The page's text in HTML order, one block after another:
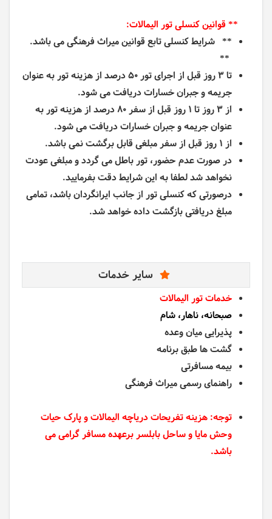
** قوانین کنسلی تور الیمالات:
** شرایط کنسلی تابع قوانین میراث فرهنگی می باشد.
**
تا ۳ روز قبل از اجرای
تور توربه عنوان
جریمه و جبران خسارات دریافت می شود.
از ۳ روز تا ۱ روز قبل از سفر ۸۰ درصد از هزینه
توربه
عنوان جریمه و جبران خسارات دریافت می شود.
از ۱ روز قبل از سفر مبلغی قابل برگشت نمی باشد.
در صورت عدم حضور، تور باطل می گردد و مبلغی عودت
نخواهد شد لطفا به این شرایط دقت بفرمایید.
درصورتی که کنسلی تور از جانب ایرانگردان باشد، تمامی
مبلغ دریافتی بازگشت داده خواهد شد.
سایر خدمات
خدمات تور الیمالات
صبحانه، ناهار، شام
پذیرایی میان وعده
گشت ها طبق برنامه
بیمه مسافرتی
راهنمای رسمی میراث فرهنگی
توجه: هزینه تفریحات دریاچه الیمالات و پارک حیات
وحش مایا و ساحل بابلسر برعهده مسافر گرامی می
باشد.